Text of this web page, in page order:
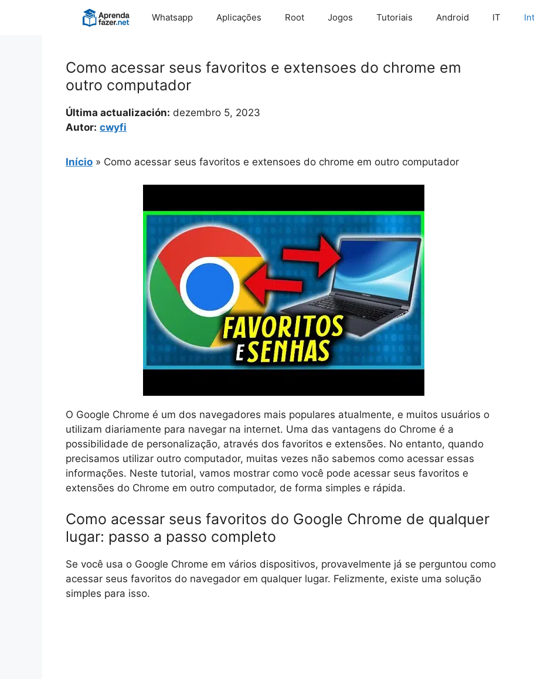
Whatsapp Aplicações Root Jogos Tutoriais Android IT
Como acessar seus favoritos e extensoes do chrome em
outro computador
Última actualización: dezembro 5, 2023
Autor: cwyfi
Início » Como acessar seus favoritos e extensoes do chrome em outro computador
O Google Chrome é um dos navegadores mais populares atualmente, e muitos usuários o
utilizam diariamente para navegar na internet. Uma das vantagens do Chrome é a
possibilidade de personalização, através dos favoritos e extensões. No entanto, quando
precisamos utilizar outro computador, muitas vezes não sabemos como acessar essas
informações. Neste tutorial, vamos mostrar como você pode acessar seus favoritos e
extensões do Chrome em outro computador, de forma simples e rápida.
Como acessar seus favoritos do Google Chrome de qualquer
lugar: passo a passo completo
Se você usa o Google Chrome em vários dispositivos, provavelmente já se perguntou como
acessar seus favoritos do navegador em qualquer lugar. Felizmente, existe uma solução
simples para isso.